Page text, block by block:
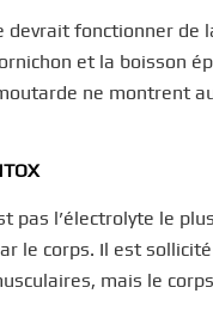
devrait fonctionner de
et la boisson
ne montrent
pas l’électrolyte le
le corps. Il est
mais le